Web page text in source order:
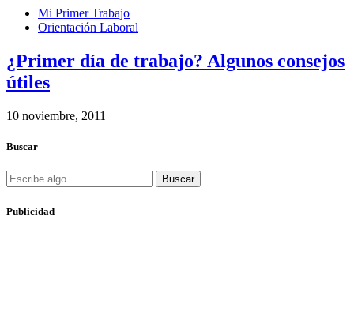
Mi Primer Trabajo
Orientación Laboral
¿Primer día de trabajo? Algunos consejos
útiles
10 noviembre, 2011
Buscar
Buscar
Publicidad